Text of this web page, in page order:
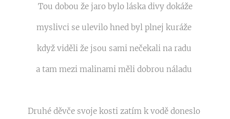
Tou dobou že jaro bylo láska divy dokáže
myslivci se ulevilo hned byl plnej kuráže
když viděli že jsou sami nečekali na radu
a tam mezi malinami měli dobrou náladu
Druhé děvče svoje kosti zatím k vodě doneslo